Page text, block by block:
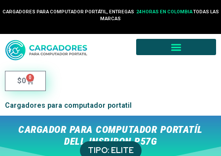
CARGADORES PARA COMPUTADOR PORTÁTIL, ENTREGAS 24 HORAS EN COLOMBIATODAS LAS
MARCAS
$0 0
Cargadores para computador portatil
CARGADOR PARA COMPUTADOR PORTATÍL
DELL INSPIRON P57G
TIPO: ELITE